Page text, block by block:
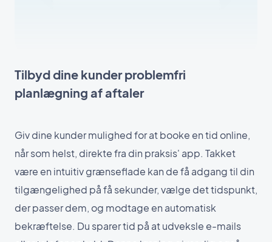
Tilbyd dine kunder problemfri
planlægning af aftaler
Giv dine kunder mulighed for at booke en tid online,
når som helst, direkte fra din praksis' app. Takket
være en intuitiv grænseflade kan de få adgang til din
tilgængelighed på få sekunder, vælge det tidspunkt,
der passer dem, og modtage en automatisk
bekræftelse. Du sparer tid på at udveksle e-mails